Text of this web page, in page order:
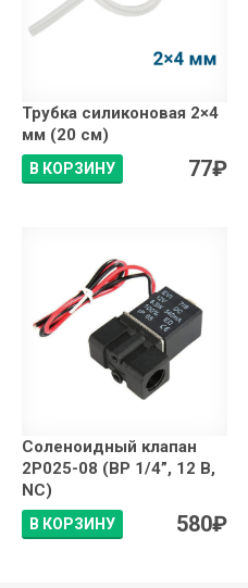
Трубка силиконовая 2×4
мм (20 см)
В КОРЗИНУ 77₽
Соленоидный клапан
2P025-08 (ВР 1/4”, 12 В,
NC)
В КОРЗИНУ 580₽